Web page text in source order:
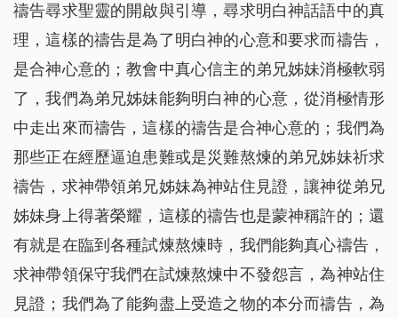
禱告尋求聖靈的開啟與引導，尋求明白神話語中的真
理，這樣的禱告是為了明白神的心意和要求而禱告，
是合神心意的；教會中真心信主的弟兄姊妹消極軟弱
了，我們為弟兄姊妹能夠明白神的心意，從消極情形
中走出來而禱告，這樣的禱告是合神心意的；我們為
那些正在經歷逼迫患難或是災難熬煉的弟兄姊妹祈求
禱告，求神帶領弟兄姊妹為神站住見證，讓神從弟兄
姊妹身上得著榮耀，這樣的禱告也是蒙神稱許的；還
有就是在臨到各種試煉熬煉時，我們能夠真心禱告，
求神帶領保守我們在試煉熬煉中不發怨言，為神站住
見證；我們為了能夠盡上受造之物的本分而禱告，為